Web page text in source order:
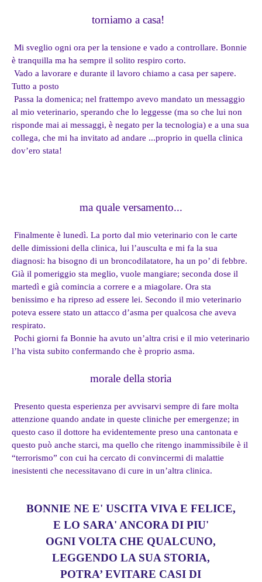
torniamo a casa!
Mi sveglio ogni ora per la tensione e vado a controllare. Bonnie
è tranquilla ma ha sempre il solito respiro corto.
Vado a lavorare e durante il lavoro chiamo a casa per sapere.
Tutto a posto
Passa la domenica; nel frattempo avevo mandato un messaggio
al mio veterinario, sperando che lo leggesse (ma so che lui non
risponde mai ai messaggi, è negato per la tecnologia) e a una sua
collega, che mi ha invitato ad andare ...proprio in quella clinica
dov’ero stata!
ma quale versamento...
Finalmente è lunedì. La porto dal mio veterinario con le carte
delle dimissioni della clinica, lui l’ausculta e mi fa la sua
diagnosi: ha bisogno di un broncodilatatore, ha un po’ di febbre.
Già il pomeriggio sta meglio, vuole mangiare; seconda dose il
martedì e già comincia a correre e a miagolare. Ora sta
benissimo e ha ripreso ad essere lei. Secondo il mio veterinario
poteva essere stato un attacco d’asma per qualcosa che aveva
respirato.
Pochi giorni fa Bonnie ha avuto un’altra crisi e il mio veterinario
l’ha vista subito confermando che è proprio asma.
morale della storia
Presento questa esperienza per avvisarvi sempre di fare molta
attenzione quando andate in queste cliniche per emergenze; in
questo caso il dottore ha evidentemente preso una cantonata e
questo può anche starci, ma quello che ritengo inammissibile è il
“terrorismo” con cui ha cercato di convincermi di malattie
inesistenti che necessitavano di cure in un’altra clinica.
BONNIE NE E' USCITA VIVA E FELICE,
E LO SARA' ANCORA DI PIU'
OGNI VOLTA CHE QUALCUNO,
LEGGENDO LA SUA STORIA,
POTRA’ EVITARE CASI DI